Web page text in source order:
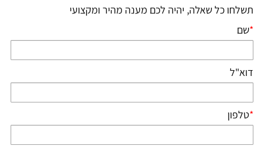
תשלחו כל שאלה, יהיה לכם מענה מהיר ומקצועי
*שם
דוא"ל
*טלפון